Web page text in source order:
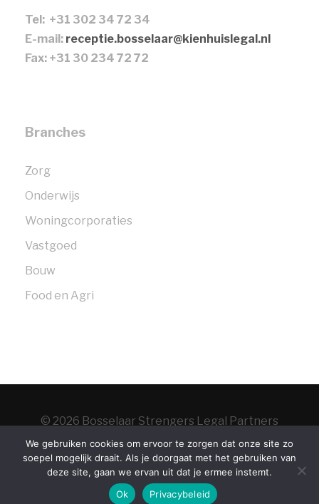
Tel: +31 302 34 72 34
E-mail: receptie.bosselaar@kienhuislegal.nl
Fax: +31 30 234 72 72
Branches
Zorg
Onderwijs
Woningcorporaties
Vastgoed
Bouw
Food en Agri
© 2026 Bosselaar Strengers Legal Partners
Home
Over
ons
Contact Vacatures
Algemene
voorwaarden
Privacy statement NL|EN
We gebruiken cookies om ervoor te zorgen dat onze site zo
soepel mogelijk draait. Als je doorgaat met het gebruiken van
deze site, gaan we ervan uit dat je ermee instemt.
Ok
Privacybeleid